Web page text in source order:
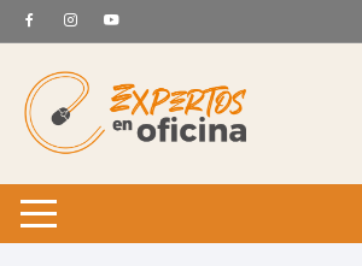
Saltar
al
contenido